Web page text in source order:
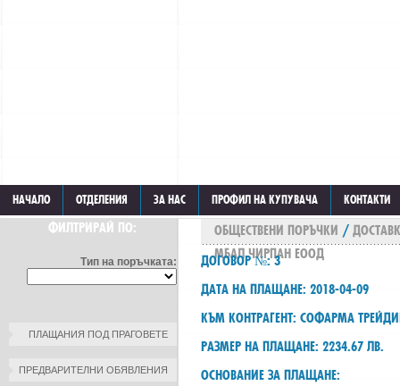
НАЧАЛО ОТДЕЛЕНИЯ ЗА НАС ПРОФИЛ НА КУПУВАЧА КОНТАКТИ
ФИЛТРИРАЙ ПО:
Тип на поръчката:
ПЛАЩАНИЯ ПОД ПРАГОВЕТЕ
ПРЕДВАРИТЕЛНИ ОБЯВЛЕНИЯ
ОБЩЕСТВЕНИ ПОРЪЧКИ /
МБАЛ ЧИРПАН ЕООД
ДОГОВОР №: 3
ДАТА НА ПЛАЩАНЕ: 2018-04-09
КЪМ КОНТРАГЕНТ: СОФАРМА
РАЗМЕР НА ПЛАЩАНЕ: 2234.67 ЛВ.
ОСНОВАНИЕ ЗА ПЛАЩАНЕ: